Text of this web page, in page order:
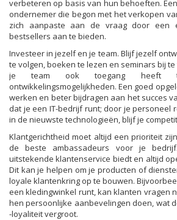
verbeteren op basis van hun behoeften.
ondernemer die begon met het verkopen
zich aanpaste aan de vraag door een
bestsellers aan te bieden.
Investeer in jezelf en je team. Blijf jezelf
te volgen, boeken te lezen en seminars bij
je team ook toegang heeft
ontwikkelingsmogelijkheden. Een goed
werken en beter bijdragen aan het succes
dat je een IT-bedrijf runt; door je personeel
in de nieuwste technologieën, blijf je
Klantgerichtheid moet altijd een prioriteit
de beste ambassadeurs voor je
uitstekende klantenservice biedt en altijd
Dit kan je helpen om je producten of
loyale klantenkring op te bouwen.
een kledingwinkel runt, kan klanten vragen
hen persoonlijke aanbevelingen doen, wat
-loyaliteit vergroot.